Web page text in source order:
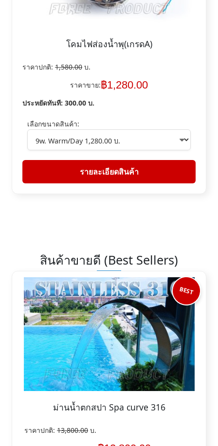
โคมไฟส่องน้ำพุ(เกรดA)
ราคาปกติ: 1,580.00 บ.
ราคาขาย:฿1,280.00
ประหยัดทันที: 300.00 บ.
เลือกขนาดสินค้า:
รายละเอียดสินค้า
สินค้าขายดี (Best Sellers)
BEST
ม่านน้ำตกสปา Spa curve 316
ราคาปกติ: 13,800.00 บ.